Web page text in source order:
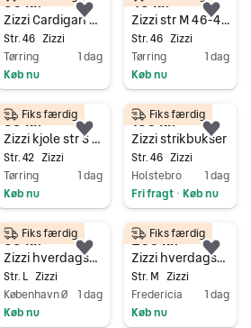
Zizzi Cardigan str M 46-48
Str. 46 Zizzi
Tørring
1 dag
Køb nu
Føj til favoritter.
Gå til annoncen
Zizzi str M 46-48 T-shirt
Str. 46 Zizzi
Tørring
1 dag
Køb nu
Føj
Gå til annoncen
55 kr.
Zizzi kjole str S 42-44
Str. 42 Zizzi
Tørring
1 dag
Køb nu
Fiks færdig
Føj til favoritter.
Gå til annoncen
150 kr.
Zizzi strikbukser
Str. 46 Zizzi
Holstebro
1 dag
Fri fragt • Køb nu
Fiks færdig
Føj
Gå til annoncen
65 kr.
Zizzi hverdagskjole L blå bomuld
Str. L Zizzi
København Ø
1 dag
Køb nu
Fiks færdig
Føj til favoritter.
200 kr.
Zizzi hverdagskjole M multifarvet bomuld dame
Str. M Zizzi
Fredericia
1 dag
Køb nu
Fiks færdig
Føj